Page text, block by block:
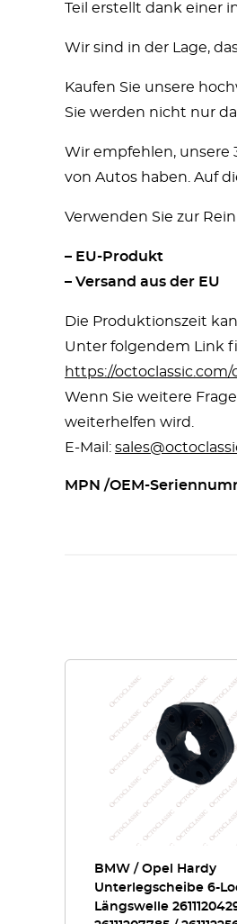
Teil erstellt dank einer
Wir sind in der Lage,
Kaufen Sie unsere
Sie werden nicht nur
Wir empfehlen, unsere
von Autos haben. Auf
Verwenden Sie zur
– EU-Produkt
– Versand aus der EU
Die Produktionszeit
Unter folgendem Link
https://
Wenn Sie weitere
weiterhelfen wird.
E-Mail:
MPN /OEM-
BMW / Opel Hardy
Unterlegscheibe 6-
Längswelle